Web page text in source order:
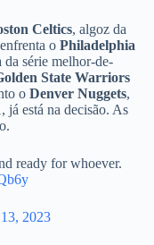
Celtics, algoz da
o Philadelphia
da série melhor-de-
State Warriors
o Denver Nuggets,
já está na decisão. As
ready for whoever.
2023